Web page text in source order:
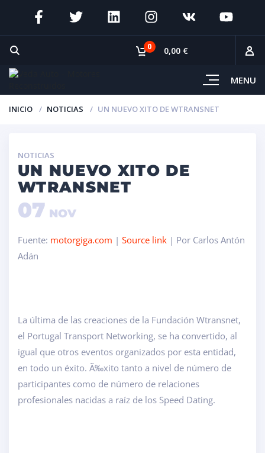
MENU
0 0,00 €
INICIO NOTICIAS UN NUEVO XITO DE WTRANSNET
NOTICIAS
UN NUEVO XITO DE
WTRANSNET
07 NOV
Fuente: motorgiga.com | Source link | Por Carlos Antón
Adán
La última de las creaciones de la Fundación Wtransnet,
el Portugal Transport Networking, se ha convertido, al
igual que otros eventos organizados por esta entidad,
en todo un éxito. Ã‰xito tanto a nivel de número de
participantes como de número de relaciones
profesionales nacidas a raíz de los Speed Dating.